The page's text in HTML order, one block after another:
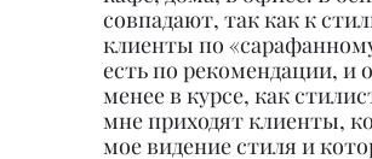
совпадают, так как к
клиенты по
есть по рекомендации, и
менее в курсе, как
мне приходят клиенты,
мое видение стиля и